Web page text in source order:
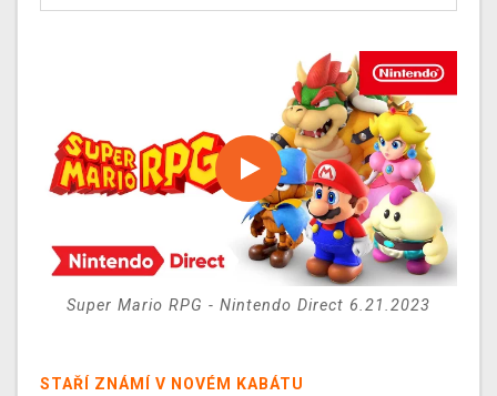
Super Mario RPG - Nintendo Direct 6.21.2023
STAŘÍ ZNÁMÍ V NOVÉM KABÁTU